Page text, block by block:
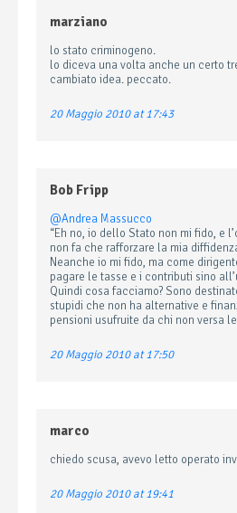
marziano
lo stato criminogeno.
lo diceva una volta anche un certo
cambiato idea. peccato.
20 Maggio 2010 at 17:43
Bob Fripp
@Andrea Massucco
“Eh no, io dello Stato non mi fido, e
non fa che rafforzare la mia
Neanche io mi fido, ma come
pagare le tasse e i contributi sino
Quindi cosa facciamo? Sono
stupidi che non ha alternative e
pensioni usufruite da chi non versa
20 Maggio 2010 at 17:50
marco
chiedo scusa, avevo letto operato
20 Maggio 2010 at 19:41